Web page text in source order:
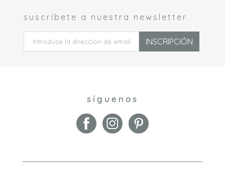
suscríbete a nuestra newsletter
INSCRIPCIÓN
síguenos